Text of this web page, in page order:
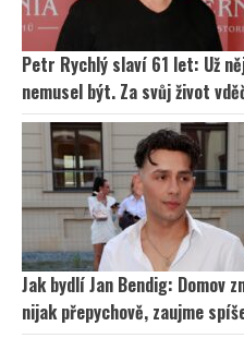
Petr Rychlý slaví 61 let: Už
nemusel být. Za svůj život
Jak bydlí Jan Bendig: Domov
nijak přepychově, zaujme